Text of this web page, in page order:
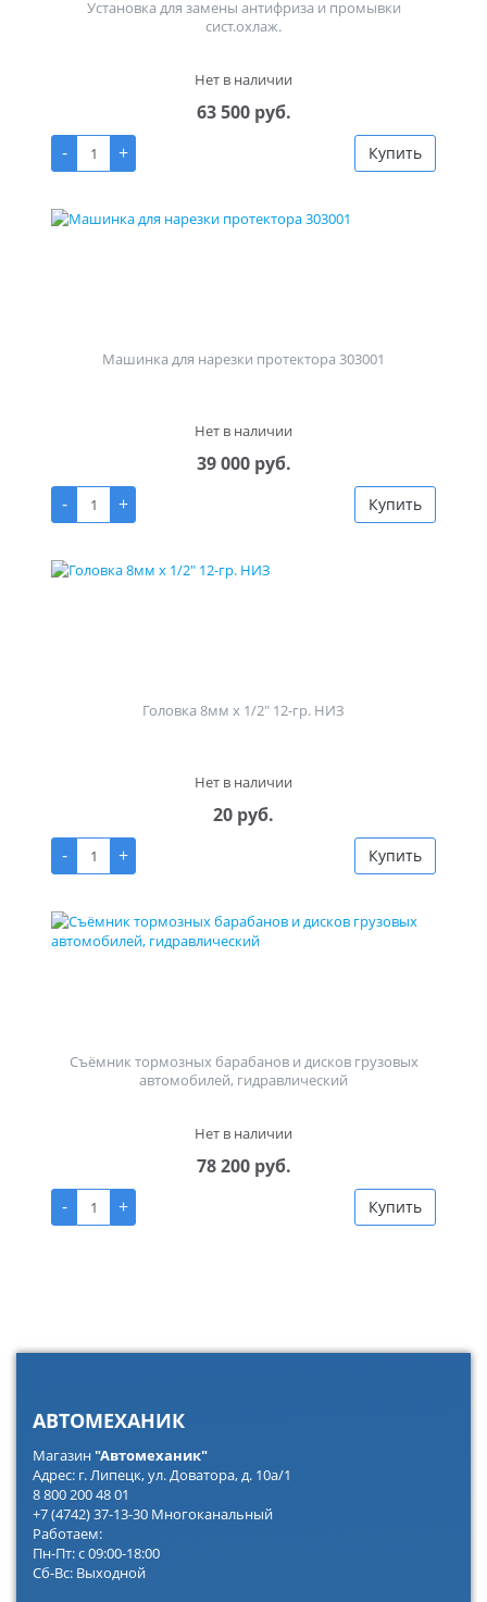
Установка для замены антифриза и промывки
сист.охлаж.
Нет в наличии
63 500 руб.
-
+ Купить
Машинка для нарезки протектора 303001
Нет в наличии
39 000 руб.
-
+ Купить
Головка 8мм х 1/2" 12-гр. НИЗ
Нет в наличии
20 руб.
-
+ Купить
Съёмник тормозных барабанов и дисков грузовых
автомобилей, гидравлический
Нет в наличии
78 200 руб.
-
+ Купить
АВТОМЕХАНИК
Магазин"Автомеханик"
Адрес: г. Липецк, ул. Доватора, д. 10а/1
8 800 200 48 01
+7 (4742) 37-13-30 Многоканальный
Работаем:
Пн-Пт: с 09:00-18:00
Сб-Вс: Выходной